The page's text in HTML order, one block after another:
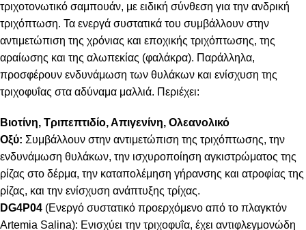
τριχοτονωτικό σαμπουάν, με ειδική σύνθεση για την ανδρική
τριχόπτωση. Τα ενεργά συστατικά του συμβάλλουν στην
αντιμετώπιση της χρόνιας και εποχικής τριχόπτωσης, της
αραίωσης και της αλωπεκίας (φαλάκρα). Παράλληλα,
προσφέρουν ενδυνάμωση των θυλάκων και ενίσχυση της
τριχοφυΐας στα αδύναμα μαλλιά. Περιέχει:
Βιοτίνη, Τριπεπτιδίο, Απιγενίνη, Ολεανολικό
Οξύ: Συμβάλλουν στην αντιμετώπιση της τριχόπτωσης, την
ενδυνάμωση θυλάκων, την ισχυροποίηση αγκιστρώματος της
ρίζας στο δέρμα, την καταπολέμηση γήρανσης και ατροφίας της
ρίζας, και την ενίσχυση ανάπτυξης τρίχας.
DG4P04 (Ενεργό συστατικό προερχόμενο από το πλαγκτόν
Artemia Salina): Ενισχύει την τριχοφυΐα, έχει αντιφλεγμονώδη